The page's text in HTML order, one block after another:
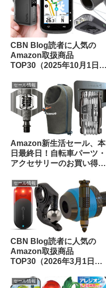
CBN Blog読者に人気の
Amazon取扱商品
TOP30（2025年10月1日
セール情報
Amazon新生活セール、本
日最終日！自転車パーツ・
アクセサリーのお買い得品
します
セール情報
CBN Blog読者に人気の
Amazon取扱商品
TOP30（2026年3月1日
セール情報